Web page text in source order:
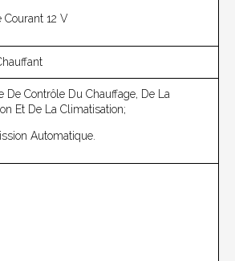
Courant 12 V
De Contrôle Du Chauffage, De La
Et De La Climatisation;
Automatique.